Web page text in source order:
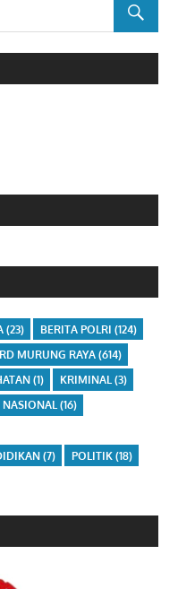
(23) BERITA POLRI (124)
MURUNG RAYA(614)
(1) KRIMINAL(3)
NASIONAL(16)
(7) POLITIK(18)